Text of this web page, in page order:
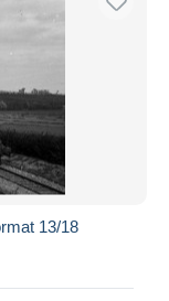
13/18